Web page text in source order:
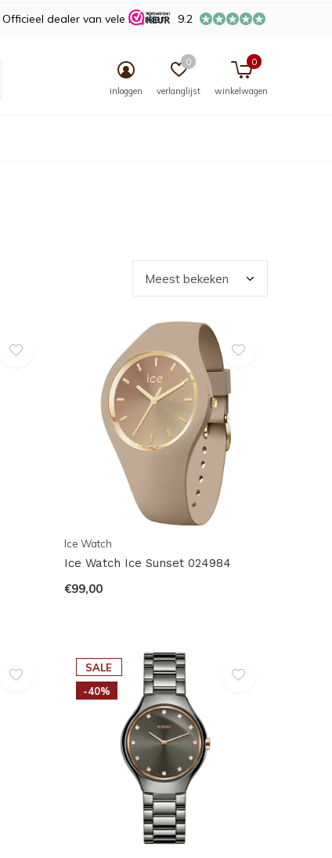
inloggen verlanglijst
0
winkelwagen
0
Officieel dealer van vele merken 9.2
Ice Watch
Ice Watch Ice Sunset 024984
€99,00
SALE
-40%